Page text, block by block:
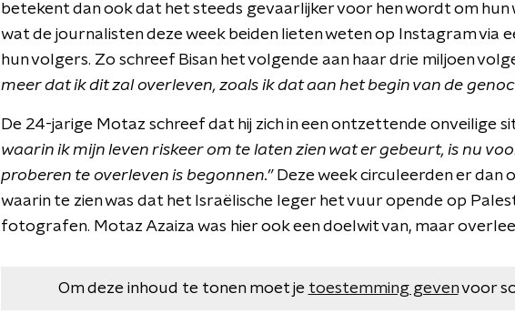
betekent dan ook dat het steeds gevaarlijker voor hen wordt om hun
wat de journalisten deze week beiden lieten weten op Instagram via
hun volgers. Zo schreef Bisan het volgende aan haar drie miljoen
meer dat ik dit zal overleven, zoals ik dat aan het begin van de
De 24-jarige Motaz schreef dat hij zich in een ontzettende onveilige
waarin ik mijn leven riskeer om te laten zien wat er gebeurt, is nu
proberen te overleven is begonnen.” Deze week circuleerden er dan
waarin te zien was dat het Israëlische leger het vuur opende op
fotografen. Motaz Azaiza was hier ook een doelwit van, maar
Om deze inhoud te tonen moet je toestemming gevenvoor